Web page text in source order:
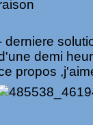
derniere
demi
propos